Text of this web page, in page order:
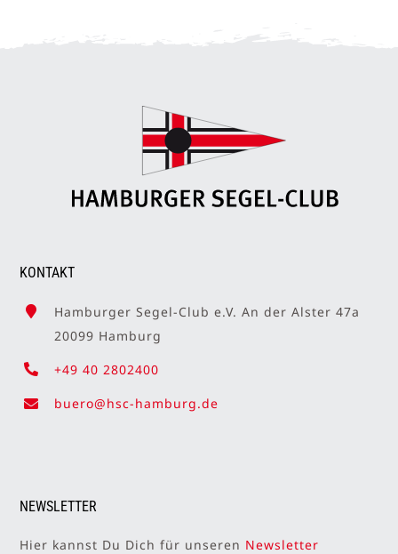
KONTAKT
Hamburger Segel-Club e.V. An der Alster 47a
20099 Hamburg
+49 40 2802400
buero@hsc-hamburg.de
NEWSLETTER
Hier kannst Du Dich für unseren Newsletter